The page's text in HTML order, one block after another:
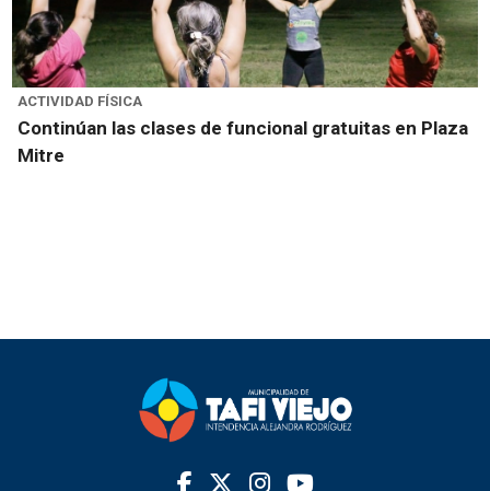
ACTIVIDAD FÍSICA
Continúan las clases de funcional gratuitas en Plaza
Mitre